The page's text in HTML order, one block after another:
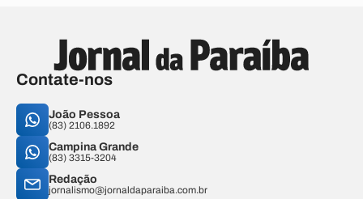
Contate-nos
João Pessoa
(83) 2106.1892
Campina Grande
(83) 3315-3204
Redação
jornalismo@jornaldaparaiba.com.br